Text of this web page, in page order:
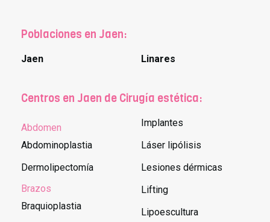
Poblaciones en Jaen:
Jaen Linares
Centros en Jaen de Cirugía estética:
Abdomen
Abdominoplastia
Dermolipectomía
Brazos
Braquioplastia
Implantes
Láser lipólisis
Lesiones dérmicas
Lifting
Lipoescultura